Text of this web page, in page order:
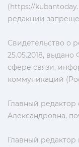
(https://
редакции
Свидетельство о
25.05.2018,
сфере связи,
коммуникаций
Главный
Александровна,
Главный редактор